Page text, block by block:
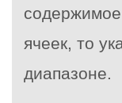
ячеек, то
диапазоне.